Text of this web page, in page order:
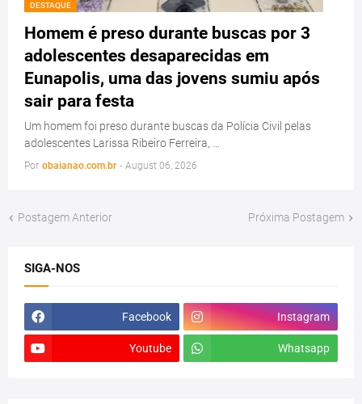
DESTAQUE
Homem é preso durante buscas por 3
adolescentes desaparecidas em
Eunapolis, uma das jovens sumiu após
sair para festa
Um homem foi preso durante buscas da Polícia Civil pelas
adolescentes Larissa Ribeiro Ferreira, …
Por obaianao.com.br - August 06, 2026
Postagem Anterior Próxima Postagem
SIGA-NOS
Facebook Instagram
Youtube Whatsapp